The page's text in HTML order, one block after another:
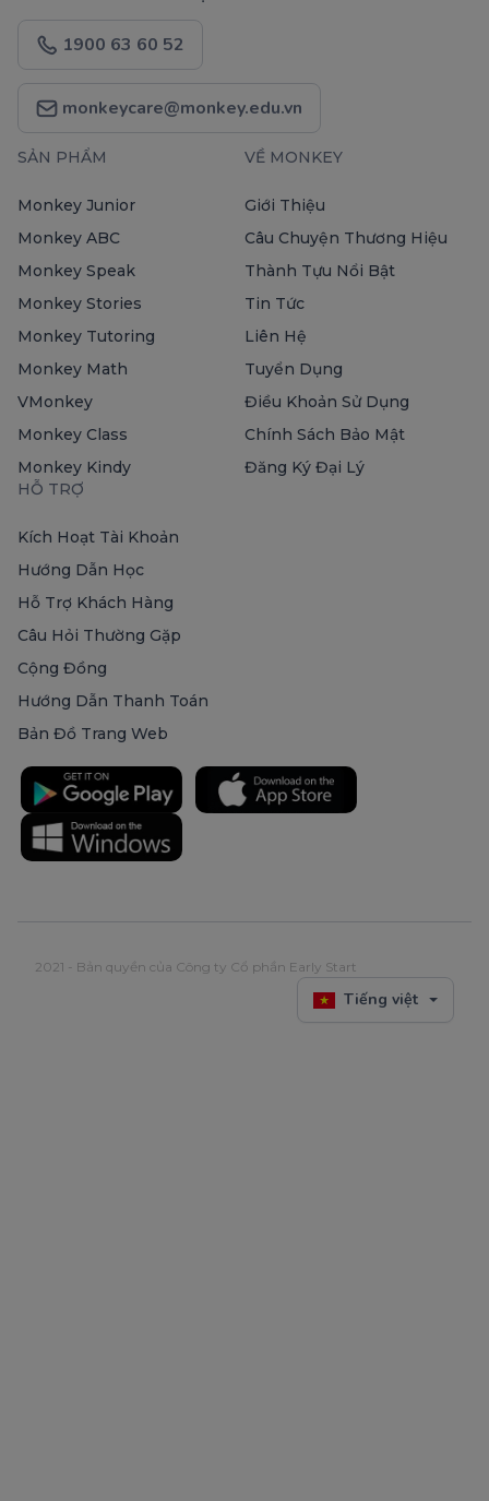
1900 63 60 52
monkeycare@monkey.edu.vn
SẢN PHẨM
Monkey Junior
Monkey ABC
Monkey Speak
Monkey Stories
Monkey Tutoring
Monkey Math
VMonkey
Monkey Class
Monkey Kindy
VỀ MONKEY
Giới Thiệu
Câu Chuyện Thương Hiệu
Thành Tựu Nổi Bật
Tin Tức
Liên Hệ
Tuyển Dụng
Điều Khoản Sử Dụng
Chính Sách Bảo Mật
Đăng Ký Đại Lý
HỖ TRỢ
Kích Hoạt Tài Khoản
Hướng Dẫn Học
Hỗ Trợ Khách Hàng
Câu Hỏi Thường Gặp
Cộng Đồng
Hướng Dẫn Thanh Toán
Bản Đồ Trang Web
2021 - Bản quyền của Công ty Cổ phần Early Start
Tiếng việt